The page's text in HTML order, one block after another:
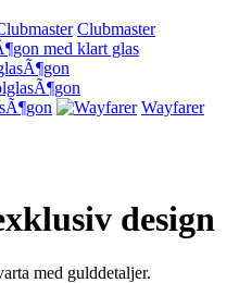
Clubmaster
med klart glas
Wayfarer
design
med gulddetaljer.